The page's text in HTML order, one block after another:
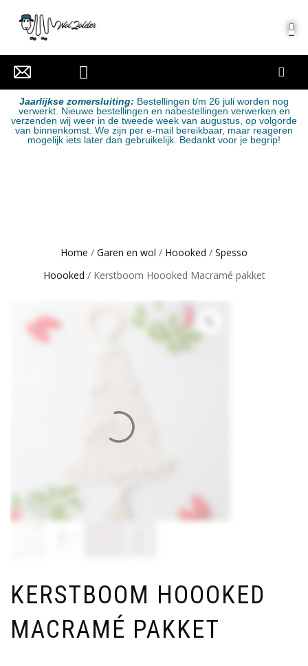
Jaarlijkse zomersluiting: Bestellingen t/m 26 juli worden nog
verwerkt. Nieuwe bestellingen en nabestellingen verwerken en
verzenden wij weer in de tweede week van augustus, op volgorde
van binnenkomst. We zijn per e-mail bereikbaar, maar reageren
mogelijk iets later dan gebruikelijk. Bedankt voor je begrip!
Home / Garen en wol / Hoooked / Spesso
Hoooked / Kerstboom Hoooked Macramé pakket
KERSTBOOM HOOOKED
MACRAMÉ PAKKET